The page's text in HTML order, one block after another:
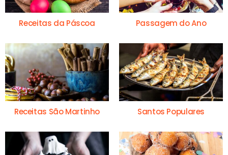
Receitas da Páscoa Passagem do Ano
Receitas São Martinho Santos Populares